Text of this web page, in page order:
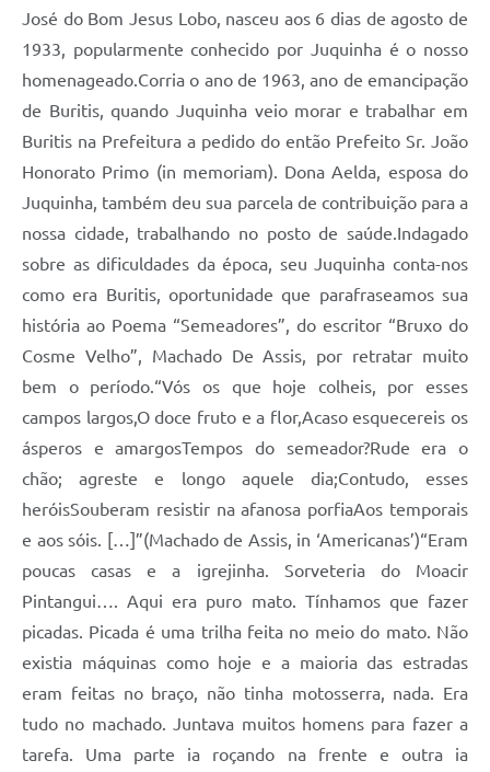
José do Bom Jesus Lobo, nasceu aos 6 dias de agosto de
1933, popularmente conhecido por Juquinha é o nosso
homenageado.Corria o ano de 1963, ano de emancipação
de Buritis, quando Juquinha veio morar e trabalhar em
Buritis na Prefeitura a pedido do então Prefeito Sr. João
Honorato Primo (in memoriam). Dona Aelda, esposa do
Juquinha, também deu sua parcela de contribuição para a
nossa cidade, trabalhando no posto de saúde.Indagado
sobre as dificuldades da época, seu Juquinha conta-nos
como era Buritis, oportunidade que parafraseamos sua
história ao Poema “Semeadores”, do escritor “Bruxo do
Cosme Velho”, Machado De Assis, por retratar muito
bem o período.“Vós os que hoje colheis, por esses
campos largos,O doce fruto e a flor,Acaso esquecereis os
ásperos e amargosTempos do semeador?Rude era o
chão; agreste e longo aquele dia;Contudo, esses
heróisSouberam resistir na afanosa porfiaAos temporais
e aos sóis. […]”(Machado de Assis, in ‘Americanas’)“Eram
poucas casas e a igrejinha. Sorveteria do Moacir
Pintangui…. Aqui era puro mato. Tínhamos que fazer
picadas. Picada é uma trilha feita no meio do mato. Não
existia máquinas como hoje e a maioria das estradas
eram feitas no braço, não tinha motosserra, nada. Era
tudo no machado. Juntava muitos homens para fazer a
tarefa. Uma parte ia roçando na frente e outra ia